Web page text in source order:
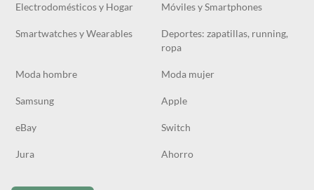
Electrodomésticos y Hogar Móviles y Smartphones
Smartwatches y Wearables
Deportes: zapatillas, running,
ropa
Moda hombre Moda mujer
Samsung Apple
eBay Switch
Jura Ahorro